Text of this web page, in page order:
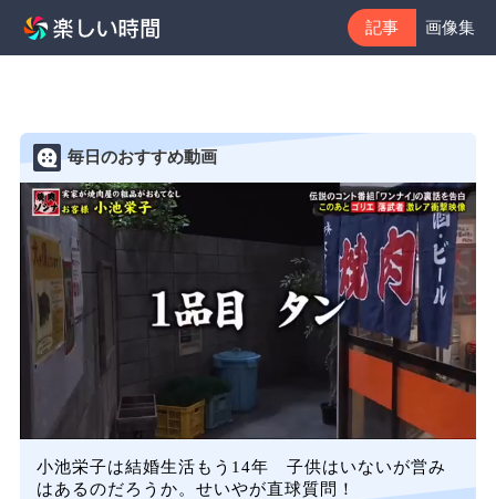
記事 画像集
毎日のおすすめ動画
小池栄子は結婚生活もう14年 子供はいないが営み
はあるのだろうか。せいやが直球質問！